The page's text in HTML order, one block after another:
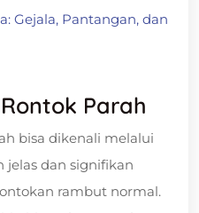
Gejala, Pantangan, dan
Parah
bisa dikenali melalui
jelas dan signifikan
rambut normal.